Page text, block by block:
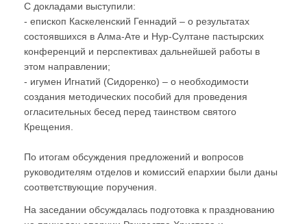
С докладами выступили:
- епископ Каскеленский Геннадий – о результатах
состоявшихся в Алма-Ате и Нур-Султане пастырских
конференций и перспективах дальнейшей работы в
этом направлении;
- игумен Игнатий (Сидоренко) – о необходимости
создания методических пособий для проведения
огласительных бесед перед таинством святого
Крещения.
По итогам обсуждения предложений и вопросов
руководителям отделов и комиссий епархии были даны
соответствующие поручения.
На заседании обсуждалась подготовка к празднованию